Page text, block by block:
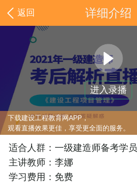
返回 详细介绍
进入录播
下载建设工程教育网APP，
观看直播效果更佳，享受更全面的服务。
适合人群：一级建造师备考学员
主讲教师：李娜
学习费用：免费